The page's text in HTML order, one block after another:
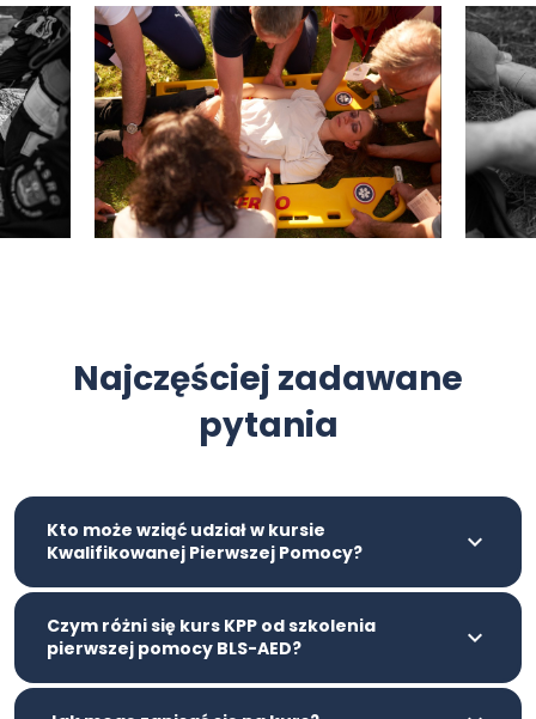
Najczęściej zadawane
pytania
Kto może wziąć udział w kursie
Kwalifikowanej Pierwszej Pomocy?
Czym różni się kurs KPP od szkolenia
pierwszej pomocy BLS-AED?